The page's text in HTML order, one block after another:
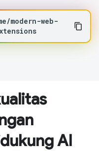
modern-web-
AI